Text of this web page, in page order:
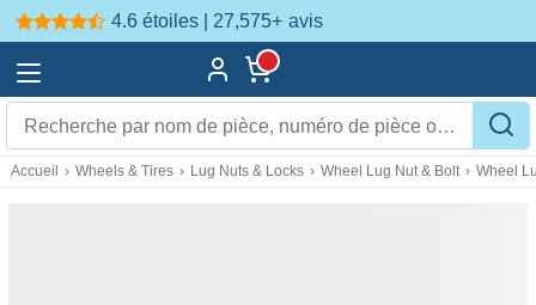
4.6 étoiles | 27,575+ avis
Accueil › Wheels & Tires › Lug Nuts & Locks › Wheel Lug Nut & Bolt › Wheel